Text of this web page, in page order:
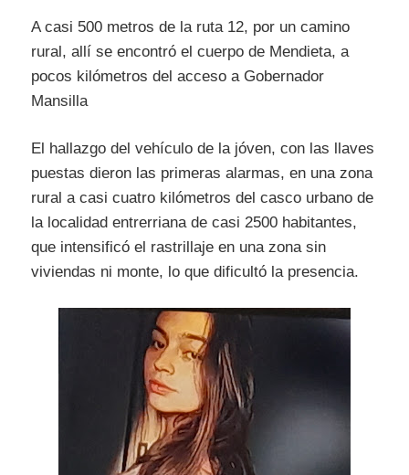
A casi 500 metros de la ruta 12, por un camino
rural, allí se encontró el cuerpo de Mendieta, a
pocos kilómetros del acceso a Gobernador
Mansilla
El hallazgo del vehículo de la jóven, con las llaves
puestas dieron las primeras alarmas, en una zona
rural a casi cuatro kilómetros del casco urbano de
la localidad entrerriana de casi 2500 habitantes,
que intensificó el rastrillaje en una zona sin
viviendas ni monte, lo que dificultó la presencia.